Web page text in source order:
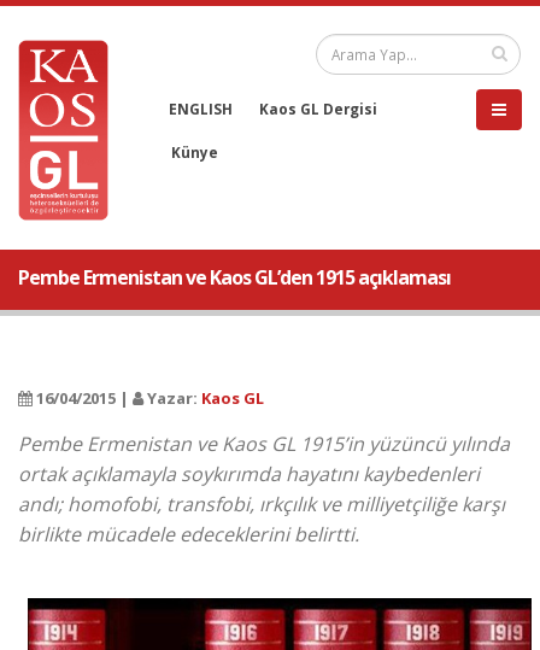
ENGLISH Kaos GL Dergisi
Künye
Pembe Ermenistan ve Kaos GL’den 1915 açıklaması
16/04/2015 | Yazar: Kaos GL
Pembe Ermenistan ve Kaos GL 1915’in yüzüncü yılında
ortak açıklamayla soykırımda hayatını kaybedenleri
andı; homofobi, transfobi, ırkçılık ve milliyetçiliğe karşı
birlikte mücadele edeceklerini belirtti.